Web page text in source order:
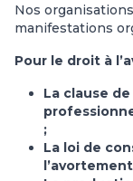
Nos
manifestations
Pour le droit à
La clause
;
La loi de